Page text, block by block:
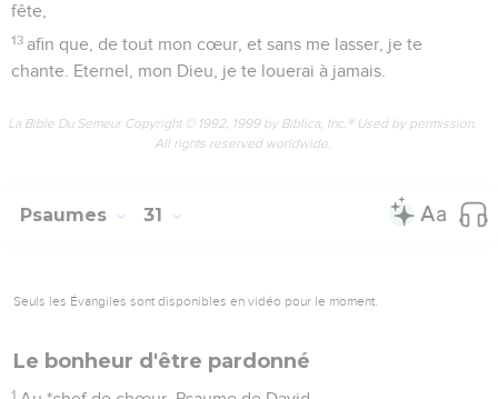
fête,
13 afin que, de tout mon cœur, et sans me lasser, je te
chante. Eternel, mon Dieu, je te louerai à jamais.
La Bible Du Semeur Copyright © 1992, 1999 by Biblica, Inc.® Used by permission.
All rights reserved worldwide.
Psaumes 31
Seuls les Évangiles sont disponibles en vidéo pour le moment.
Le bonheur d'être pardonné
1